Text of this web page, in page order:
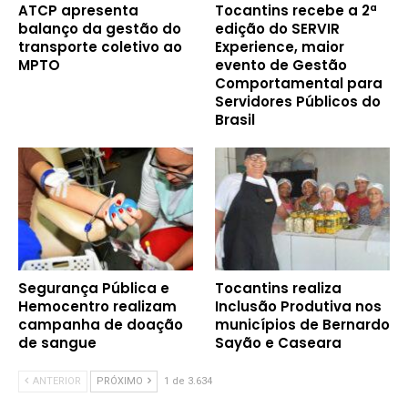
ATCP apresenta
balanço da gestão do
transporte coletivo ao
MPTO
Tocantins recebe a 2ª
edição do SERVIR
Experience, maior
evento de Gestão
Comportamental para
Servidores Públicos do
Brasil
Segurança Pública e
Hemocentro realizam
campanha de doação
de sangue
Tocantins realiza
Inclusão Produtiva nos
municípios de Bernardo
Sayão e Caseara
ANTERIOR PRÓXIMO 1 de 3.634